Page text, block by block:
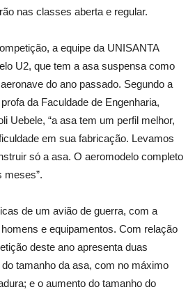
nas classes aberta e regular.
a equipe da UNISANTA
U2, que tem a asa suspensa como
do ano passado. Segundo a
da Faculdade de Engenharia,
Uebele, “a asa tem um perfil melhor,
em sua fabricação. Levamos
só a asa. O aeromodelo completo
meses”.
de um avião de guerra, com a
e equipamentos. Com relação
deste ano apresenta duas
tamanho da asa, com no máximo
e o aumento do tamanho do